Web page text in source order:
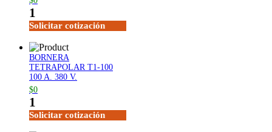
1
Solicitar cotización
BORNERA
TETRAPOLAR T1-100
100 A. 380 V.
$0
1
Solicitar cotización